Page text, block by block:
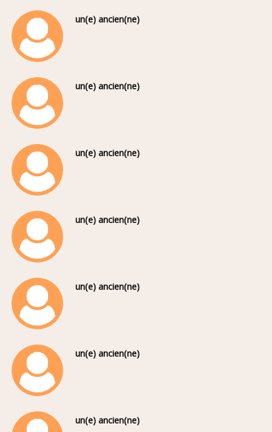
un(e) ancien(ne)
un(e) ancien(ne)
un(e) ancien(ne)
un(e) ancien(ne)
un(e) ancien(ne)
un(e) ancien(ne)
un(e) ancien(ne)